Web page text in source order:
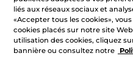
les
avis
sur
de
teint
matifiantQuantité
liés aux réseaux sociaux et
«Accepter tous les cookies»,
cookies placés sur notre site
utilisation des cookies, cliquez
bannière ou consultez notre